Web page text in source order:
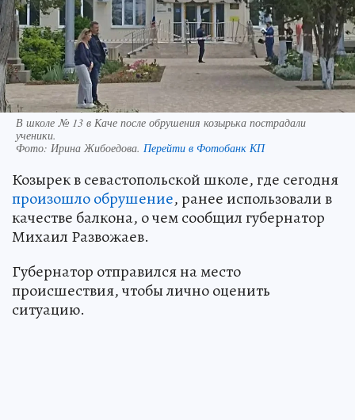
В школе № 13 в Каче после обрушения козырька пострадали
ученики.
Фото: Ирина Жибоедова. Перейти в Фотобанк КП
Козырек в севастопольской школе, где сегодня
произошло обрушение, ранее использовали в
качестве балкона, о чем сообщил губернатор
Михаил Развожаев.
Губернатор отправился на место
происшествия, чтобы лично оценить
ситуацию.